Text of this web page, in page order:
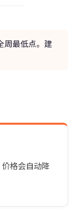
周最低点。建
格会自动降